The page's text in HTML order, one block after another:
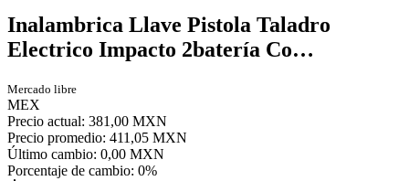
Inalambrica Llave Pistola Taladro
Electrico Impacto 2batería Co…
Mercado libre
MEX
Precio actual: 381,00 MXN
Precio promedio: 411,05 MXN
Último cambio: 0,00 MXN
Porcentaje de cambio: 0%